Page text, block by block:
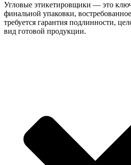
Угловые этикетировщики — это
финальной упаковки,
требуется гарантия подлинности,
вид готовой продукции.